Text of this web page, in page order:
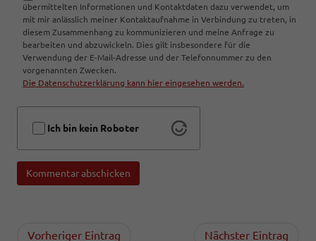
übermittelten Informationen und Kontaktdaten dazu verwendet, um
mit mir anlässlich meiner Kontaktaufnahme in Verbindung zu treten, in
diesem Zusammenhang zu kommunizieren und meine Anfrage zu
bearbeiten und abzuwickeln. Dies gilt insbesondere für die
Verwendung der E-Mail-Adresse und der Telefonnummer zu den
vorgenannten Zwecken.
Die Datenschutzerklärung kann hier eingesehen werden.
Ich bin kein Roboter
Kommentar abschicken
Vorheriger Eintrag Nächster Eintrag